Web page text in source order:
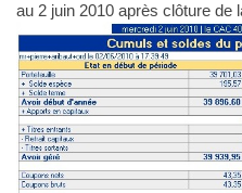
au 2 juin 2010 après clôture de